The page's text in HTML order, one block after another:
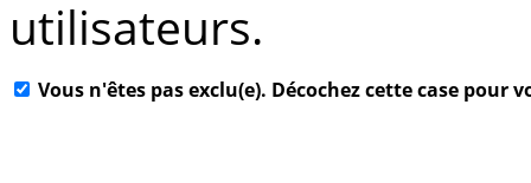
utilisateurs.
Vous n'êtes pas exclu(e). Décochez cette case pour